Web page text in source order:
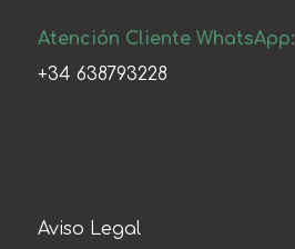
Atención Cliente WhatsApp:
+34 638793228
Aviso Legal